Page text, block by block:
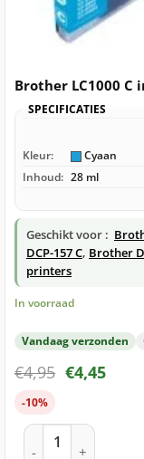
Brother LC1000
SPECIFICATIES
Kleur: Cyaan
Inhoud: 28 ml
Geschikt voor :
DCP-157 C, Brother
printers
In voorraad
Vandaag verzonden
€4,95 €4,45
-10%
Brother LC1000 C